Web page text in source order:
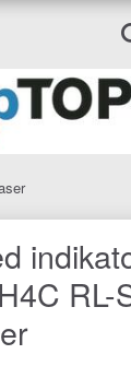
RL-